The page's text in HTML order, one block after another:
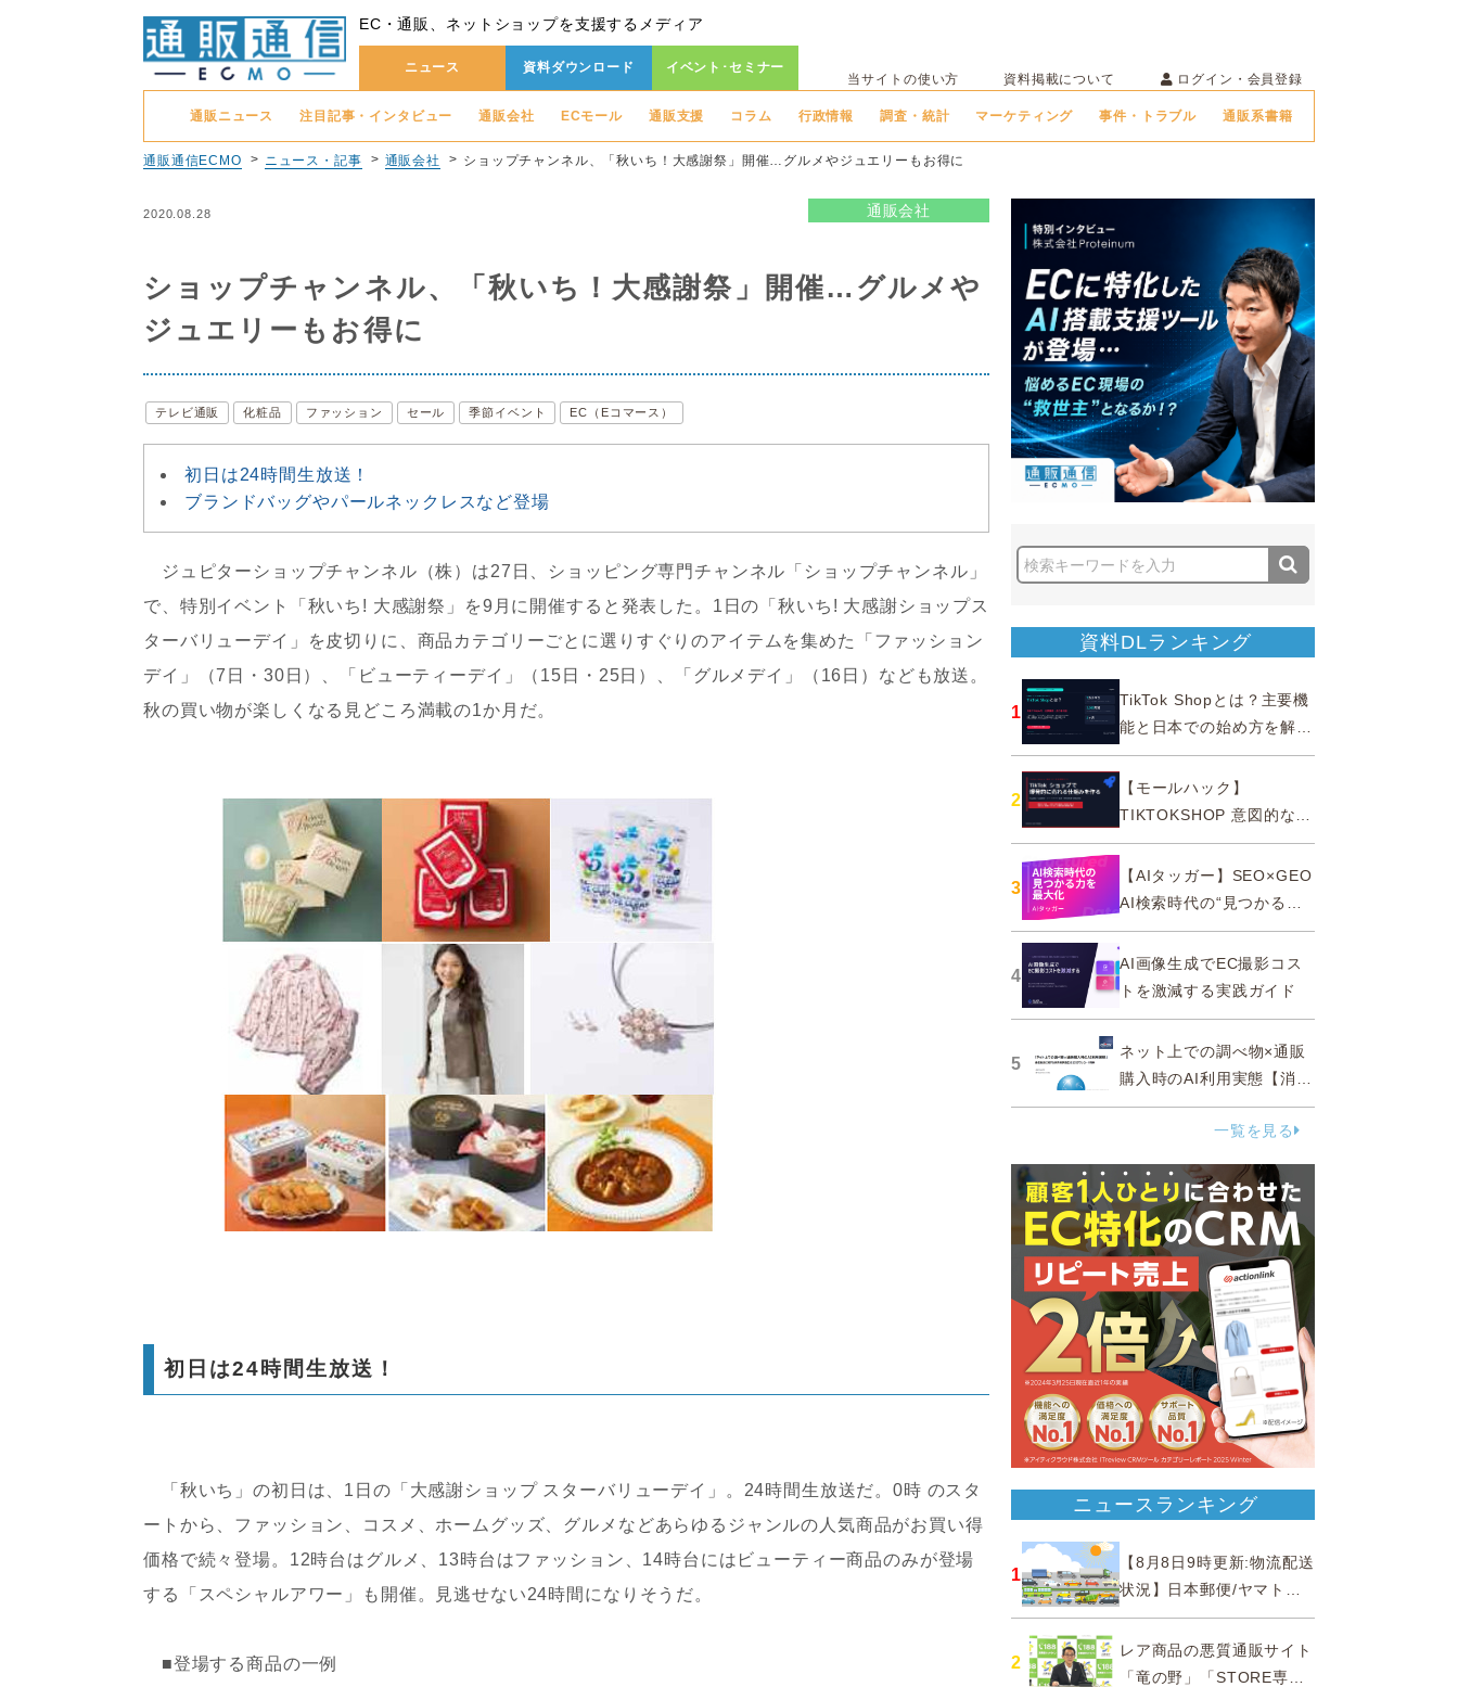
EC・通販、ネットショップを支援するメディア
ニュース 資料ダウンロード イベント･セミナー
当サイトの使い方 資料掲載について ログイン・会員登録
通販ニュース 注目記事・インタビュー 通販会社 ECモール 通販支援 コラム 行政情報 調査・統計 マーケティング 事件・トラブル 通販系書籍
通販通信ECMO ニュース・記事 通販会社 ショップチャンネル、「秋いち！大感謝祭」開催…グルメやジュエリーもお得に
2020.08.28 通販会社
ショップチャンネル、「秋いち！大感謝祭」開催…グルメや
ジュエリーもお得に
テレビ通販 化粧品 ファッション セール 季節イベント EC（Eコマース）
初日は24時間生放送！
ブランドバッグやパールネックレスなど登場
ジュピターショップチャンネル（株）は27日、ショッピング専門チャンネル「ショップチャンネル」
で、特別イベント「秋いち! 大感謝祭」を9月に開催すると発表した。1日の「秋いち! 大感謝ショップス
ターバリューデイ」を皮切りに、商品カテゴリーごとに選りすぐりのアイテムを集めた「ファッション
デイ」（7日・30日）、「ビューティーデイ」（15日・25日）、「グルメデイ」（16日）なども放送。
秋の買い物が楽しくなる見どころ満載の1か月だ。
初日は24時間生放送！
「秋いち」の初日は、1日の「大感謝ショップ スターバリューデイ」。24時間生放送だ。0時 のスタ
ートから、ファッション、コスメ、ホームグッズ、グルメなどあらゆるジャンルの人気商品がお買い得
価格で続々登場。12時台はグルメ、13時台はファッション、14時台にはビューティー商品のみが登場
する「スペシャルアワー」も開催。見逃せない24時間になりそうだ。
■登場する商品の一例
資料DLランキング
1
TikTok Shopとは？主要機
能と日本での始め方を解説
｜公式認定パートナー
2
【モールハック】
TIKTOKSHOP 意図的なバ
ズを生む法則
3
【AIタッガー】SEO×GEO
AI検索時代の“見つかる
力”を最大化
4
AI画像生成でEC撮影コス
トを激減する実践ガイド
5
ネット上での調べ物×通販
購入時のAI利用実態【消費
者調査 2025】
一覧を見る
ニュースランキング
1
【8月8日9時更新:物流配送
状況】日本郵便/ヤマト運
輸/佐川急便/西濃運輸/福山
通運
2
レア商品の悪質通販サイト
「竜の野」「STORE専門